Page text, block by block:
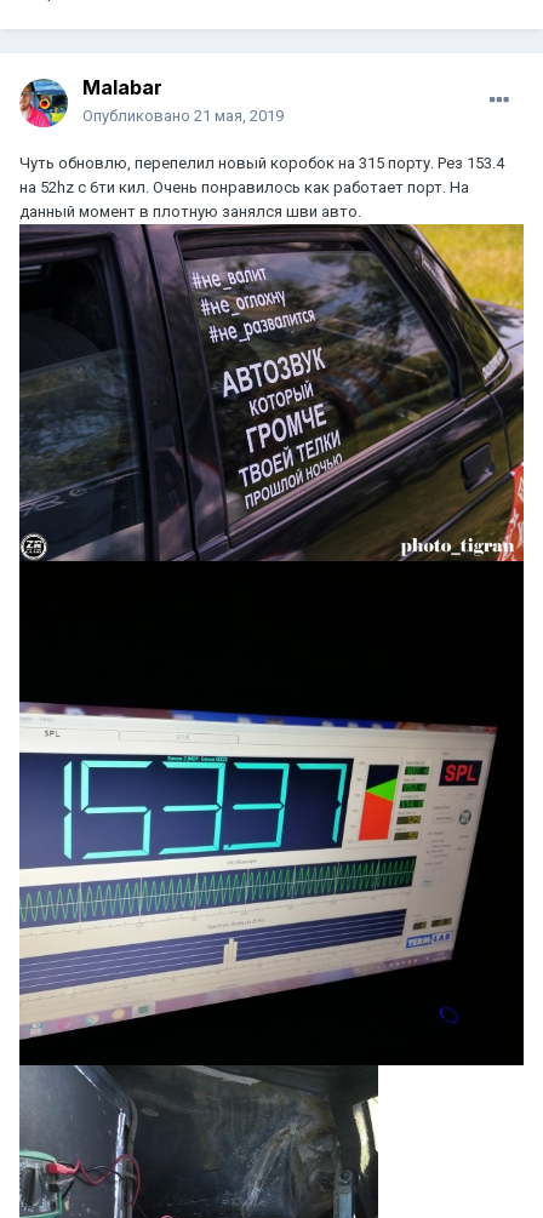
Malabar
Опубликовано 21 мая, 2019
Чуть обновлю, перепелил новый коробок на 315 порту. Рез 153.4
на 52hz с 6ти кил. Очень понравилось как работает порт. На
данный момент в плотную занялся шви авто.